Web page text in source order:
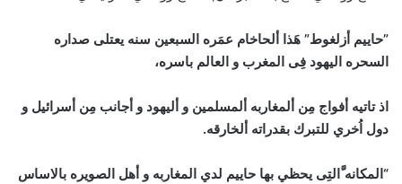
”حاييم أزلغوط” هَذا ألحاخام عمَره السبعين سنه يعتلى صداره
السحره اليهود فِى المغرب و العالم باسره،
اذ تاتيه أفواج مِن ألمغاربه ألمسلمين و أليهود و أجانب مِن أسرائيل و
دول اُخري للتبرك بقدراته ألخارقه.
“المكانه َّالتِى يحظي بها حاييم لدي المغاربه و أهل الصويره بالاساس